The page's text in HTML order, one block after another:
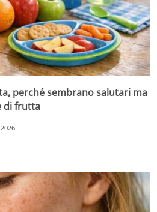
perché sembrano salutari ma
di frutta